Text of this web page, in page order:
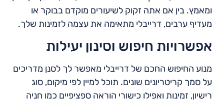
ומאמץ. בין אם אתה זקוק לשיעורים מוקדם בבוקר או
מעדיף ערבים, דרייבלי מתאימה את עצמה לזמינות שלך.
אפשרויות חיפוש וסינון יעילות
מנוע החיפוש החכם של דרייבלי מאפשר לך לסנן מדריכים
על סמך קריטריונים שונים. תוכל למיין לפי מיקום, סוג
רישיון, זמינות ואפילו כישורי הוראה ספציפיים כמו חניה